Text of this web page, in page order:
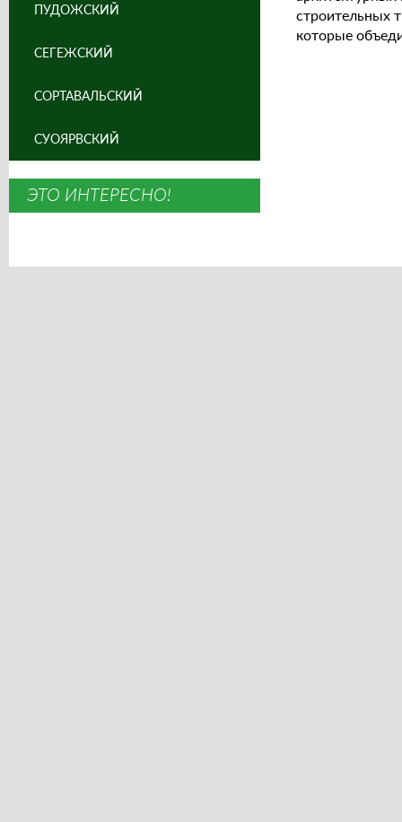
строительных
которые
ПУДОЖСКИЙ
СЕГЕЖСКИЙ
СОРТАВАЛЬСКИЙ
СУОЯРВСКИЙ
ЭТО ИНТЕРЕСНО!